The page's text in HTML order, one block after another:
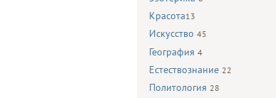
Красота13
Искусство 45
География 4
Естествознание 22
Политология 28